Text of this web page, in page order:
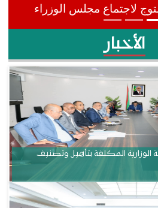
لاجتماع مجلس الوزراء
الأخبار
الوزارية المكلفة بتأهيل وتصنيف